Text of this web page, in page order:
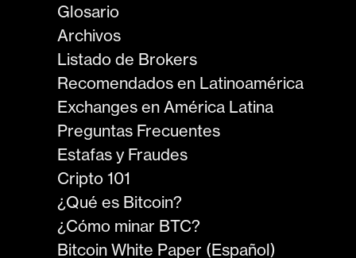
Glosario
Archivos
Listado de Brokers
Recomendados en Latinoamérica
Exchanges en América Latina
Preguntas Frecuentes
Estafas y Fraudes
Cripto 101
¿Qué es Bitcoin?
¿Cómo minar BTC?
Bitcoin White Paper (Español)